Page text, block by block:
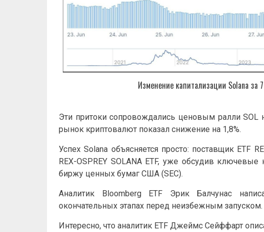
Изменение капитализации Solana за
Эти притоки сопровождались ценовым ралли
рынок криптовалют показал снижение на 1,8%.
УспехSolana объясняется просто: поставщик ETF
REX-OSPREY SOLANA ETF, уже обсудив ключевые
биржу ценных бумаг США (SEC).
Аналитик Bloomberg ETF Эрик Балчунас
окончательных этапах перед неизбежным запуском.
Интересно, что аналитик ETF Джеймс Сейффарт